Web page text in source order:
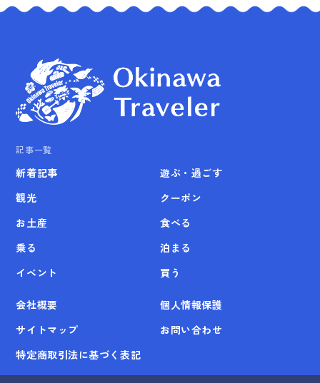
記事一覧
新着記事
観光
お土産
乗る
イベント
遊ぶ・過ごす
クーポン
食べる
泊まる
買う
会社概要
個人情報保護
サイトマップ
お問い合わせ
特定商取引法に基づく表記